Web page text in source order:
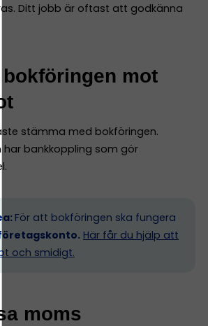
Ditt jobb är oftast att godkänna
bokföringen mot
stämma med bokföringen.
bankkoppling som gör
För att bokföringen ska fungera
Här får du hjälp att
och smidigt.
moms